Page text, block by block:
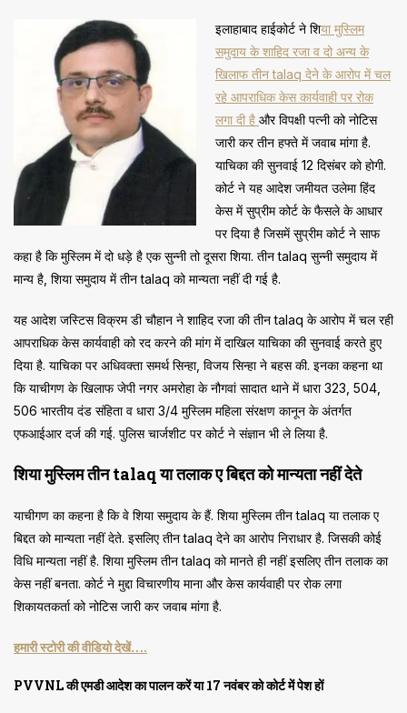
इलाहाबाद हाईकोर्ट ने शिया मुस्लिम
समुदाय के शाहिद रजा व दो अन्य के
खिलाफ तीन talaq देने के आरोप में चल
रहे आपराधिक केस कार्यवाही पर रोक
लगा दी है और विपक्षी पत्नी को नोटिस
जारी कर तीन हफ्ते में जवाब मांगा है.
याचिका की सुनवाई 12 दिसंबर को होगी.
कोर्ट ने यह आदेश जमीयत उलेमा हिंद
केस में सुप्रीम कोर्ट के फैसले के आधार
पर दिया है जिसमें सुप्रीम कोर्ट ने साफ
कहा है कि मुस्लिम में दो धड़े है एक सुन्नी तो दूसरा शिया. तीन talaq सुन्नी समुदाय में
मान्य है, शिया समुदाय में तीन talaq को मान्यता नहीं दी गई है.
यह आदेश जस्टिस विक्रम डी चौहान ने शाहिद रजा की तीन talaq के आरोप में चल रही
आपराधिक केस कार्यवाही को रद करने की मांग में दाखिल याचिका की सुनवाई करते हुए
दिया है. याचिका पर अधिवक्ता समर्थ सिन्हा, विजय सिन्हा ने बहस की. इनका कहना था
कि याचीगण के खिलाफ जेपी नगर अमरोहा के नौगवां सादात थाने में धारा 323, 504,
506 भारतीय दंड संहिता व धारा 3/4 मुस्लिम महिला संरक्षण कानून के अंतर्गत
एफआईआर दर्ज की गई. पुलिस चार्जशीट पर कोर्ट ने संज्ञान भी ले लिया है.
शिया मुस्लिम तीन talaq या तलाक ए बिद्दत को मान्यता नहीं देते
याचीगण का कहना है कि वे शिया समुदाय के हैं. शिया मुस्लिम तीन talaq या तलाक ए
बिद्दत को मान्यता नहीं देते. इसलिए तीन talaq देने का आरोप निराधार है. जिसकी कोई
विधि मान्यता नहीं है. शिया मुस्लिम तीन talaq को मानते ही नहीं इसलिए तीन तलाक का
केस नहीं बनता. कोर्ट ने मुद्दा विचारणीय माना और केस कार्यवाही पर रोक लगा
शिकायतकर्ता को नोटिस जारी कर जवाब मांगा है.
हमारी स्टोरी की वीडियो देखें….
PVVNL की एमडी आदेश का पालन करें या 17 नवंबर को कोर्ट में पेश हों